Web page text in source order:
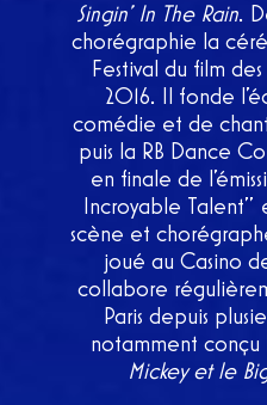
Singin’ In The Rain.
chorégraphie la
Festival du film
2016. Il fonde
comédie et de chant
puis la RB Dance
en finale de
Incroyable
scène et
joué au Casino
collabore
Paris depuis
notamment
Mickey et le